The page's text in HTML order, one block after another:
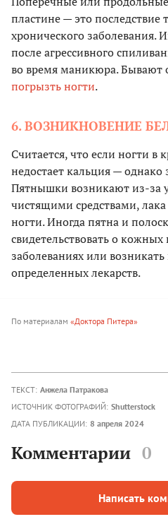
пластине — это
хронического заболевания.
после агрессивного
во время маникюра. Бывают
погрызть ногти.
6. ВОЗНИКНОВЕНИЕ
Считается, что если ногти в
недостает кальция —
Пятнышки возникают из-за
чистящими средствами,
ногти. Иногда пятна и
свидетельствовать о
заболеваниях или
определенных лекарств.
По материалам «Доктора Питера»
ТЕКСТ: Анжела Патракова
ИСТОЧНИК ФОТОГРАФИЙ: Shutterstock
ДАТА ПУБЛИКАЦИИ: 8 апреля 2024
Комментарии 0
Написать